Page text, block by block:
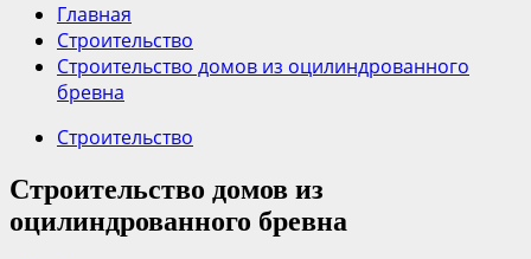
Главная
Строительство
Строительство домов из оцилиндрованного
бревна
Строительство
Строительство домов из
оцилиндрованного бревна